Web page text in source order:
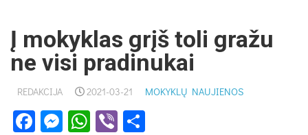
Į mokyklas grįš toli gražu
ne visi pradinukai
REDAKCIJA 2021-03-21 MOKYKLŲ NAUJIENOS
Facebook
Messenger
WhatsApp
Viber